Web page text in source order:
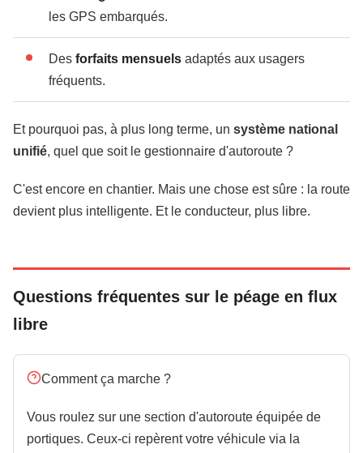
les GPS embarqués.
Des forfaits mensuels adaptés aux usagers
fréquents.
Et pourquoi pas, à plus long terme, un système national
unifié, quel que soit le gestionnaire d'autoroute ?
C'est encore en chantier. Mais une chose est sûre : la route
devient plus intelligente. Et le conducteur, plus libre.
Questions fréquentes sur le péage en flux
libre
Comment ça marche ?
Vous roulez sur une section d'autoroute équipée de
portiques. Ceux-ci repèrent votre véhicule via la